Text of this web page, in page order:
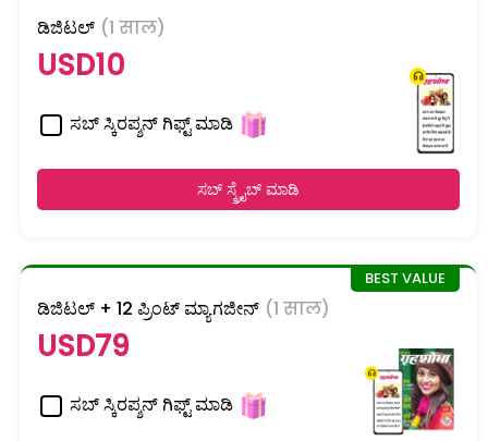
ಡಿಜಿಟಲ್ (1 साल)
USD10
ಸಬ್ ಸ್ಕಿರಪ್ಶನ್ ಗಿಫ್ಟ್ ಮಾಡಿ
ಸಬ್ ಸ್ಕ್ರೈಬ್ ಮಾಡಿ
ಡಿಜಿಟಲ್ + 12 ಪ್ರಿಂಟ್ ಮ್ಯಾಗಜೀನ್ (1 साल)
USD79
ಸಬ್ ಸ್ಕಿರಪ್ಶನ್ ಗಿಫ್ಟ್ ಮಾಡಿ